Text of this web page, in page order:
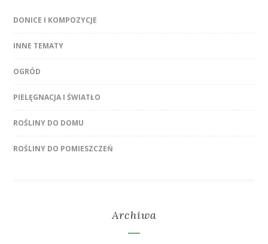
DONICE I KOMPOZYCJE
INNE TEMATY
OGRÓD
PIELĘGNACJA I ŚWIATŁO
ROŚLINY DO DOMU
ROŚLINY DO POMIESZCZEŃ
Archiwa